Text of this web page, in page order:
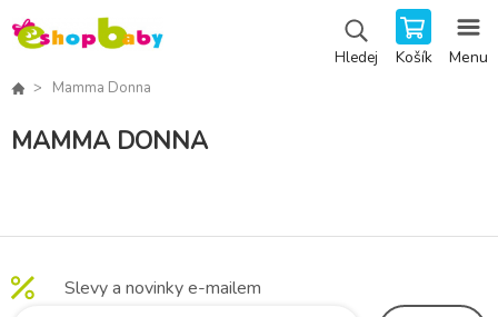
Hledej Košík Menu
Mamma Donna
MAMMA DONNA
Slevy a novinky e-mailem